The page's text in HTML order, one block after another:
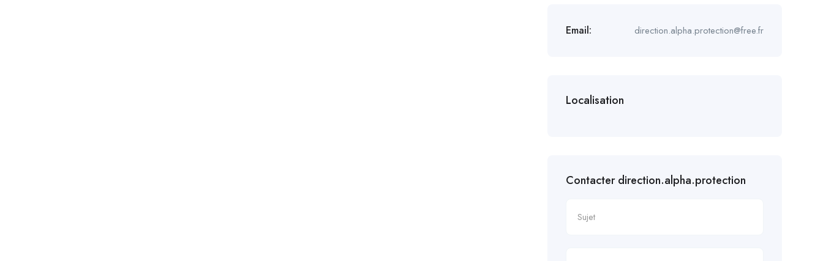
Email: direction.alpha.protection@free.fr
Localisation
Contacter direction.alpha.protection